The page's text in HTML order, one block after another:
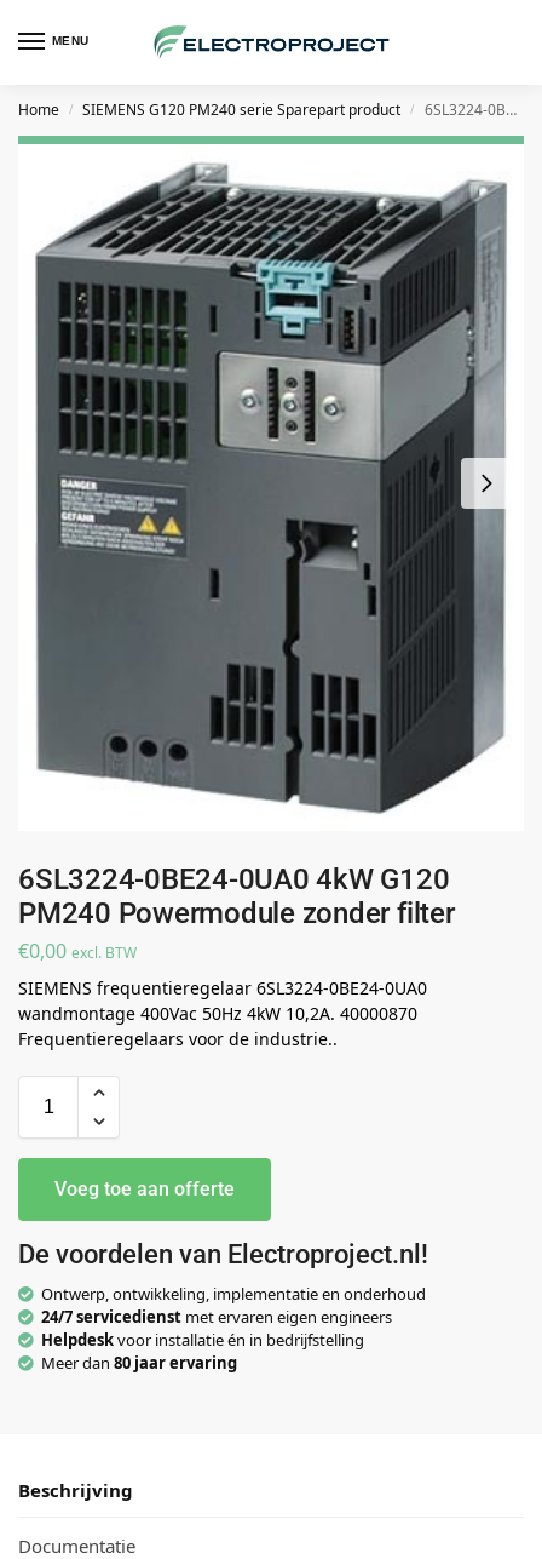
MENU
Home / SIEMENS G120 PM240 serie Sparepart product / 6SL3224-0BE24-0UA0 4kW G120 PM240 Powermodule zonder filter
6SL3224-0BE24-0UA0 4kW G120
PM240 Powermodule zonder filter
€0,00 excl. BTW
SIEMENS frequentieregelaar 6SL3224-0BE24-0UA0
wandmontage 400Vac 50Hz 4kW 10,2A. 40000870
Frequentieregelaars voor de industrie..
Voeg toe aan offerte
De voordelen van Electroproject.nl!
Ontwerp, ontwikkeling, implementatie en onderhoud
24/7 servicedienst met ervaren eigen engineers
Helpdeskvoor installatie én in bedrijfstelling
Meer dan 80 jaar ervaring
Beschrijving
Documentatie